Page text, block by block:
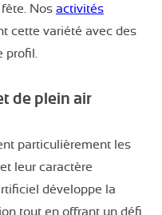
Nos activités
cette variété avec des
profil.
de plein air
particulièrement les
leur caractère
développe la
tout en offrant un défi